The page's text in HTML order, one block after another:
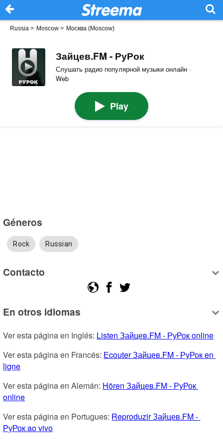
Russia > Moscow > Москва (Moscow)
Зайцев.FM - РуРок
Слушать радио популярной музыки онлайн ·
Web
Play
Géneros
Rock Russian
Contacto
En otros idiomas
Ver esta página en Inglés: Listen Зайцев.FM - РуРок online
Ver esta página en Francés: Ecouter Зайцев.FM - РуРок en
ligne
Ver esta página en Alemán: Hören Зайцев.FM - РуРок
online
Ver esta página en Portugues: Reproduzir Зайцев.FM -
РуРок ao vivo